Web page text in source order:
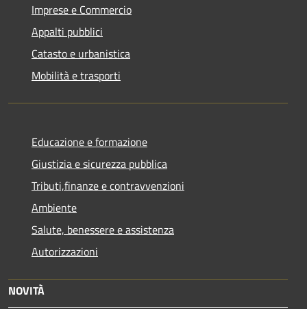
Imprese e Commercio
Appalti pubblici
Catasto e urbanistica
Mobilità e trasporti
Educazione e formazione
Giustizia e sicurezza pubblica
Tributi,finanze e contravvenzioni
Ambiente
Salute, benessere e assistenza
Autorizzazioni
NOVITÀ